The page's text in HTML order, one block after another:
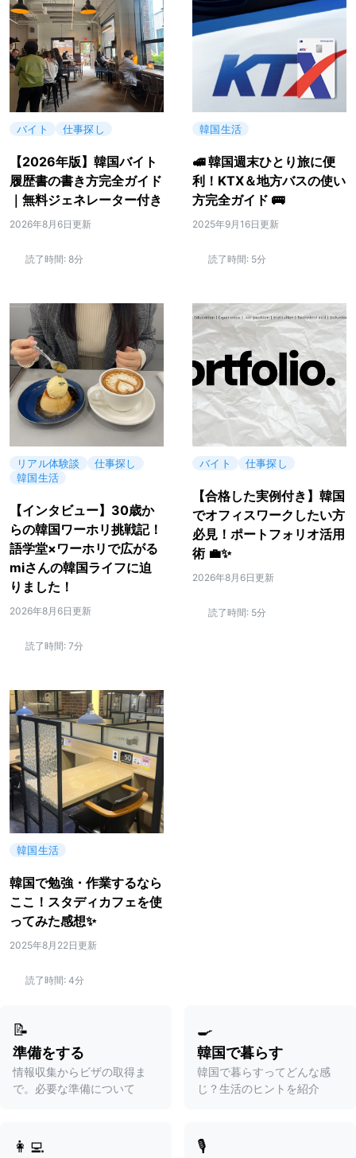
バイト 仕事探し
【2026年版】韓国バイト
履歴書の書き方完全ガイド
｜無料ジェネレーター付き
2026年8月6日更新
読了時間: 8分
韓国生活
🚅 韓国週末ひとり旅に便
利！KTX＆地方バスの使い
方完全ガイド 🚌
2025年9月16日更新
読了時間: 5分
リアル体験談
仕事探し
韓国生活
【インタビュー】30歳か
らの韓国ワーホリ挑戦記！
語学堂×ワーホリで広がる
miさんの韓国ライフに迫
りました！
2026年8月6日更新
読了時間: 7分
バイト 仕事探し
【合格した実例付き】韓国
でオフィスワークしたい方
必見！ポートフォリオ活用
術 💼✨
2026年8月6日更新
読了時間: 5分
韓国生活
韓国で勉強・作業するなら
ここ！スタディカフェを使
ってみた感想✨
2025年8月22日更新
読了時間: 4分
📝
準備をする
情報収集からビザの取得ま
で。必要な準備について
🍳
韓国で暮らす
韓国で暮らすってどんな感
じ？生活のヒントを紹介
👩‍💻 🎙️